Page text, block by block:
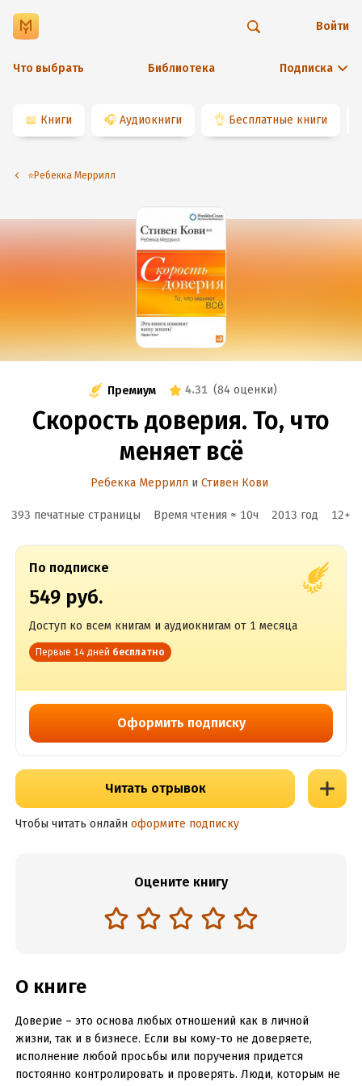
Что выбрать Библиотека Подписка
Войти
📖 Книги 🎧 Аудиокниги 👌 Бесплатные книги
⭐️Ребекка Меррилл
Премиум 4.31 (84 оценки)
Скорость доверия. То, что
меняет всё
Ребекка Меррилл и Стивен Кови
393 печатные страницы Время чтения ≈ 10ч 2013 год 12+
По подписке
549 руб.
Доступ ко всем книгам и аудиокнигам от 1 месяца
Первые 14 дней бесплатно
Оформить подписку
Читать отрывок
Чтобы читать онлайн оформите подписку
Оцените книгу
О книге
Доверие – это основа любых отношений как в личной
жизни, так и в бизнесе. Если вы кому-то не доверяете,
исполнение любой просьбы или поручения придется
постоянно контролировать и проверять. Люди, которым не